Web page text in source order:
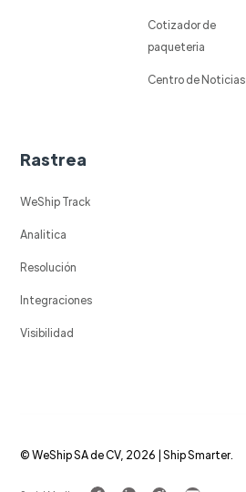
Cotizador de
paqueteria
Centro de Noticias
Rastrea
WeShip Track
Analitica
Resolución
Integraciones
Visibilidad
© WeShip SA de CV, 2026 | Ship Smarter.